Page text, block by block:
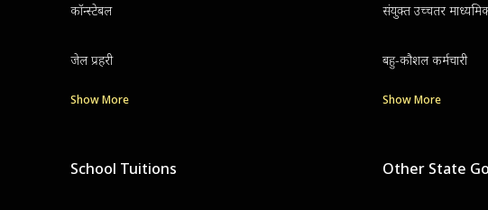
कॉन्स्टेबल
जेल प्रहरी
Show More
संयुक्त उच्चतर माध्यमिक
बहु-कौशल कर्मचारी
Show More
School Tuitions Other State